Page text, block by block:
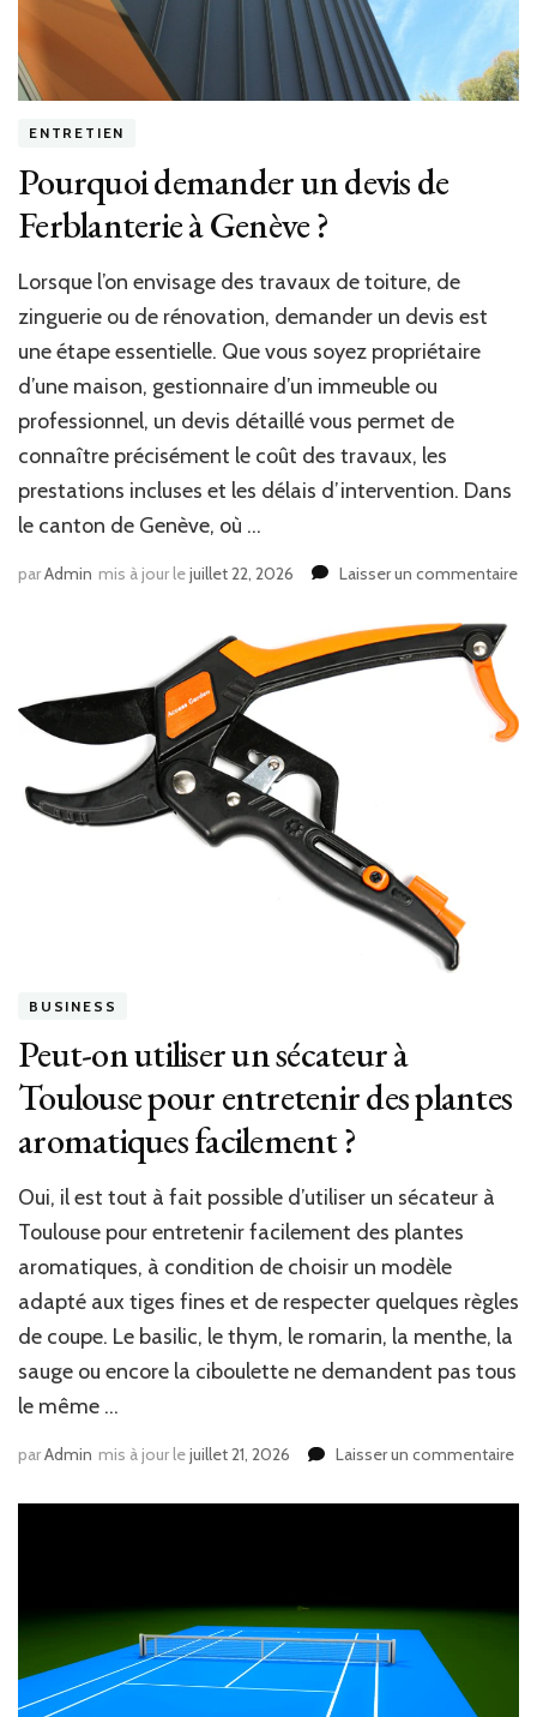
?
ENTRETIEN
Pourquoi demander un devis de
Ferblanterie à Genève ?
Lorsque l’on envisage des travaux de toiture, de
zinguerie ou de rénovation, demander un devis est
une étape essentielle. Que vous soyez propriétaire
d’une maison, gestionnaire d’un immeuble ou
professionnel, un devis détaillé vous permet de
connaître précisément le coût des travaux, les
prestations incluses et les délais d’intervention. Dans
le canton de Genève, où …
parAdmin mis à jour lejuillet 22, 2026 Laisser un commentairesur
BUSINESS
Peut-on utiliser un sécateur à
Toulouse pour entretenir des plantes
aromatiques facilement ?
Oui, il est tout à fait possible d’utiliser un sécateur à
Toulouse pour entretenir facilement des plantes
aromatiques, à condition de choisir un modèle
adapté aux tiges fines et de respecter quelques règles
de coupe. Le basilic, le thym, le romarin, la menthe, la
sauge ou encore la ciboulette ne demandent pas tous
le même …
parAdmin mis à jour lejuillet 21, 2026 Laisser un commentairesur
on